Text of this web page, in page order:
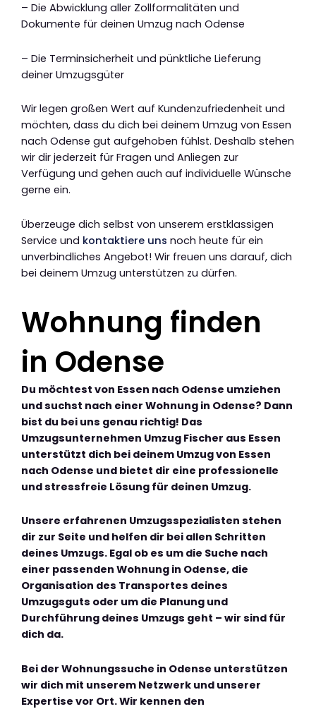
– Die Abwicklung aller Zollformalitäten und
Dokumente für deinen Umzug nach Odense
– Die Terminsicherheit und pünktliche Lieferung
deiner Umzugsgüter
Wir legen großen Wert auf Kundenzufriedenheit und
möchten, dass du dich bei deinem Umzug von Essen
nach Odense gut aufgehoben fühlst. Deshalb stehen
wir dir jederzeit für Fragen und Anliegen zur
Verfügung und gehen auch auf individuelle Wünsche
gerne ein.
Überzeuge dich selbst von unserem erstklassigen
Service und kontaktiere uns noch heute für ein
unverbindliches Angebot! Wir freuen uns darauf, dich
bei deinem Umzug unterstützen zu dürfen.
Wohnung finden
in Odense
Du möchtest von Essen nach Odense umziehen
und suchst nach einer Wohnung in Odense? Dann
bist du bei uns genau richtig! Das
Umzugsunternehmen Umzug Fischer aus Essen
unterstützt dich bei deinem Umzug von Essen
nach Odense und bietet dir eine professionelle
und stressfreie Lösung für deinen Umzug.
Unsere erfahrenen Umzugsspezialisten stehen
dir zur Seite und helfen dir bei allen Schritten
deines Umzugs. Egal ob es um die Suche nach
einer passenden Wohnung in Odense, die
Organisation des Transportes deines
Umzugsguts oder um die Planung und
Durchführung deines Umzugs geht – wir sind für
dich da.
Bei der Wohnungssuche in Odense unterstützen
wir dich mit unserem Netzwerk und unserer
Expertise vor Ort. Wir kennen den